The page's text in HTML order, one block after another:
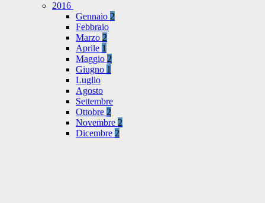
2016
Gennaio 2
Febbraio
Marzo 2
Aprile 1
Maggio 2
Giugno 1
Luglio
Agosto
Settembre
Ottobre 2
Novembre 2
Dicembre 2